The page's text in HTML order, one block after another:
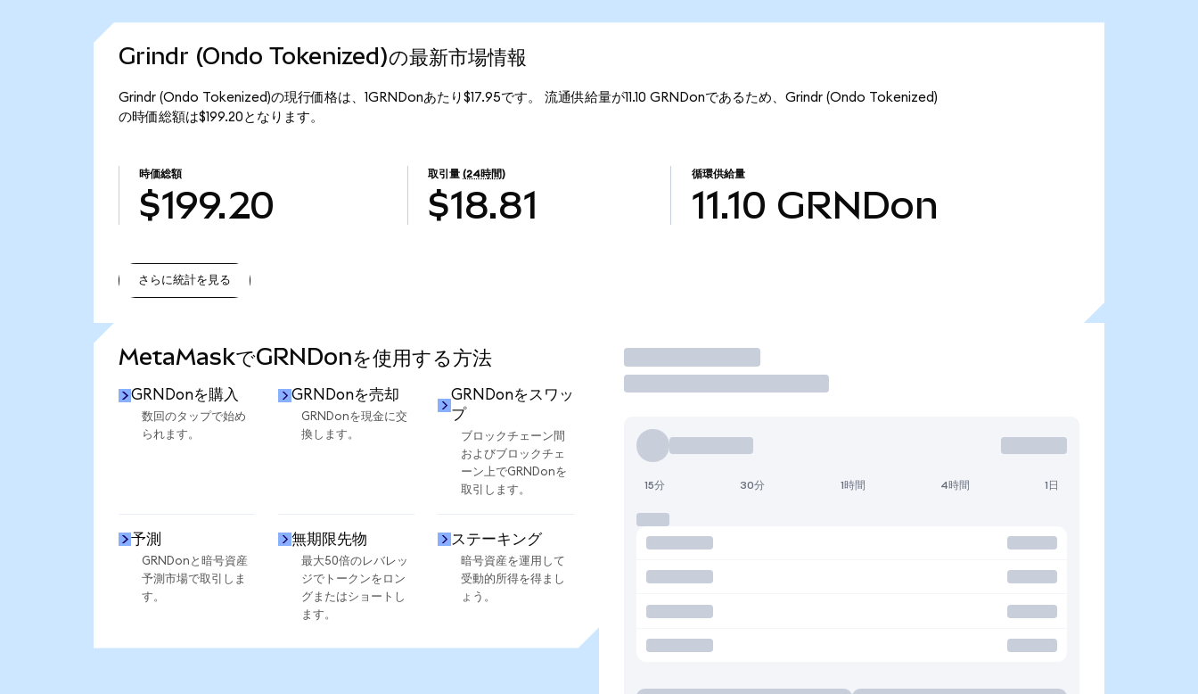
Grindr (Ondo Tokenized)の最新市場情報
Grindr (Ondo Tokenized)の現行価格は、1GRNDonあたり$17.95です。 流通供給量が11.10 GRNDonであるため、Grindr (Ondo Tokenized)
の時価総額は$199.20となります。
時価総額
$199.20
取引量 (24時間)
$18.81
循環供給量
11.10 GRNDon
さらに統計を見る
MetaMaskでGRNDonを使用する方法
GRNDonを購入
数回のタップで始め
られます。
GRNDonを売却
GRNDonを現金に交
換します。
GRNDonをスワッ
プ
ブロックチェーン間
およびブロックチェ
ーン上でGRNDonを
取引します。
予測
GRNDonと暗号資産
予測市場で取引しま
す。
無期限先物
最大50倍のレバレッ
ジでトークンをロン
グまたはショートし
ます。
ステーキング
暗号資産を運用して
受動的所得を得まし
ょう。
取引
15分 30分 1時間 4時間 1日